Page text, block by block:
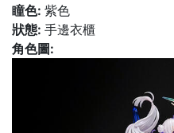
瞳色: 紫色
狀態: 手邊衣櫃
角色圖: